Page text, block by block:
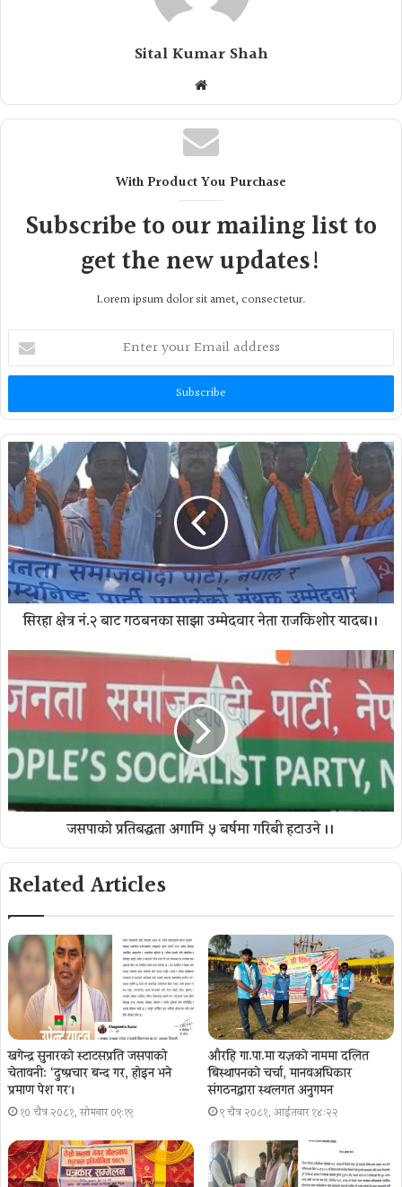
Sital Kumar Shah
Website
With Product You Purchase
Subscribe to our mailing list to
get the new updates!
Lorem ipsum dolor sit amet, consectetur.
Enter
your
Email
सिरहा क्षेत्र नं.२ बाट गठबन्धनका साझा उम्मेदवार नेता राजकिशाेर यादब।।
जसपाकाे प्रतिबद्धता अगामि ५ बर्षमा गरिबी हटाउने ।।
Related Articles
खगेन्द्र सुनारको स्टाटसप्रति जसपाको
चेतावनी: ‘दुष्प्रचार बन्द गर, होइन भने
प्रमाण पेश गर´।
१० चैत्र २०८१, सोमबार ०९:१९
औरहि गा.पा.मा यज्ञकाे नाममा दलित
बिस्थापनकाे चर्चा, मानवअधिकार
संगठनद्वारा स्थलगत अनुगमन
९ चैत्र २०८१, आईतवार १४:२२